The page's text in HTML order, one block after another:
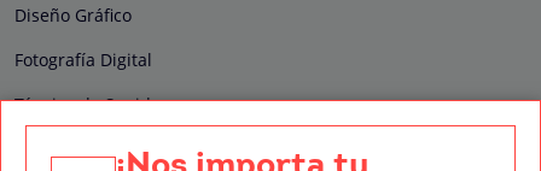
Diseño Gráfico
Fotografía Digital
Técnico de Sonido
Edición y Postproducción de Vídeo